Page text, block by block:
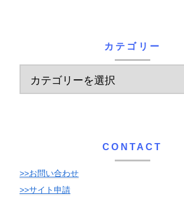
カテゴリー
CONTACT
>>お問い合わせ
>>サイト申請